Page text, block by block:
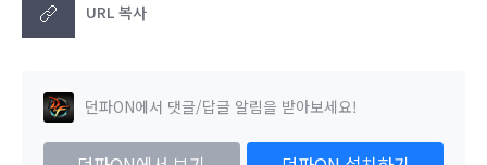
URL 복사
던파ON에서 댓글/답글 알림을 받아보세요!